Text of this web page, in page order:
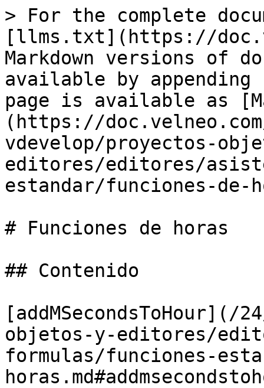
> For the complete
[llms.txt](https://
Markdown versions of
available by
page is available as
(https://
vdevelop/proyectos-
editores/editores/
estandar/funciones-de-
# Funciones de horas
## Contenido
objetos-y-editores/
formulas/funciones-